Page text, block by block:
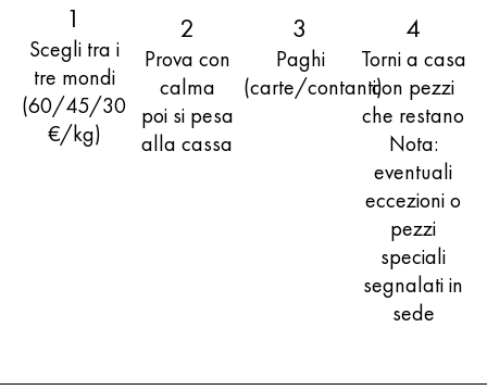
1
Scegli tra i
tre mondi
(60/45/30
€/kg)
2
Prova con
calma
poi si pesa
alla cassa
3
Paghi
(carte/contanti)
4
Torni a casa
con pezzi
che restano
Nota:
eventuali
eccezioni o
pezzi
speciali
segnalati in
sede